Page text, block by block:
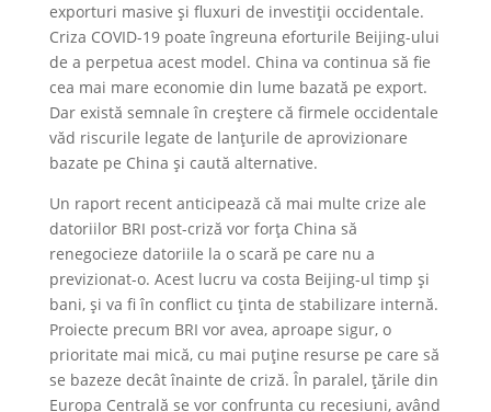
exporturi masive și fluxuri de investiții occidentale.
Criza COVID-19 poate îngreuna eforturile Beijing-ului
de a perpetua acest model. China va continua să fie
cea mai mare economie din lume bazată pe export.
Dar există semnale în creștere că firmele occidentale
văd riscurile legate de lanțurile de aprovizionare
bazate pe China și caută alternative.
Un raport recent anticipează că mai multe crize ale
datoriilor BRI post-criză vor forța China să
renegocieze datoriile la o scară pe care nu a
previzionat-o. Acest lucru va costa Beijing-ul timp și
bani, și va fi în conflict cu ținta de stabilizare internă.
Proiecte precum BRI vor avea, aproape sigur, o
prioritate mai mică, cu mai puține resurse pe care să
se bazeze decât înainte de criză. În paralel, țările din
Europa Centrală se vor confrunta cu recesiuni, având